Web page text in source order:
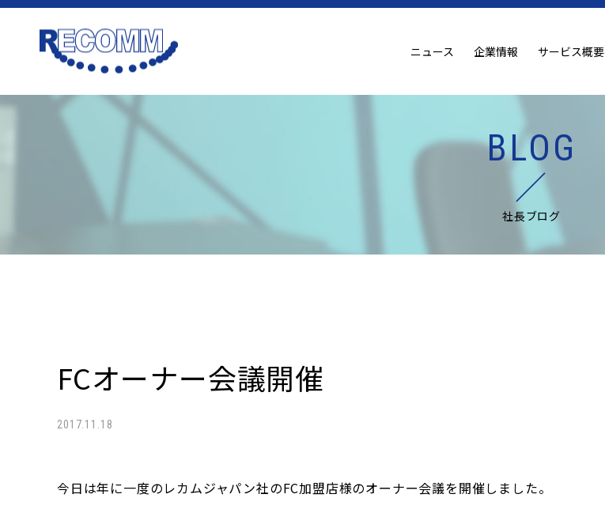
ニュース 企業情報 サービス概要
BLOG
社長ブログ
FCオーナー会議開催
2017.11.18
今日は年に一度のレカムジャパン社のFC加盟店様のオーナー会議を開催しました。